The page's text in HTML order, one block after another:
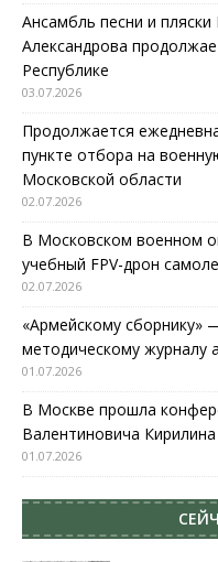
Ансамбль песни и
Александрова
Республике
03.07.2026
Продолжается
пункте отбора на
Московской области
02.07.2026
В Московском военном
учебный FPV-дрон
02.07.2026
«Армейскому сборнику»
методическому журналу
01.07.2026
В Москве прошла
Валентиновича Кирилина
01.07.2026